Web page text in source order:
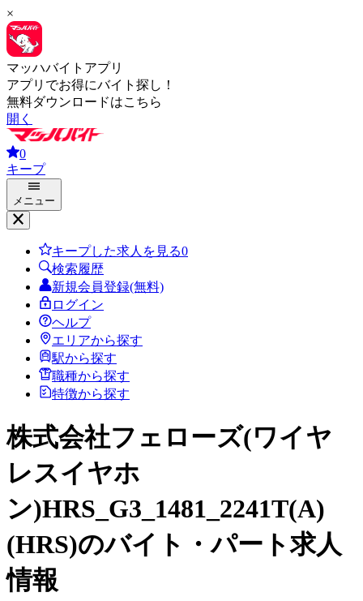
×
マッハバイトアプリ
アプリでお得にバイト探し！
無料ダウンロードはこちら
開く
0
キープ
メニュー
キープした求人を見る0
検索履歴
新規会員登録(無料)
ログイン
ヘルプ
エリアから探す
駅から探す
職種から探す
特徴から探す
株式会社フェローズ(ワイヤ
レスイヤホ
ン)HRS_G3_1481_2241T(A)
(HRS)のバイト・パート求人
情報